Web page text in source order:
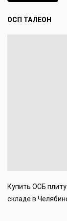
ОСП ТАЛЕОН
Купить ОСБ
складе в